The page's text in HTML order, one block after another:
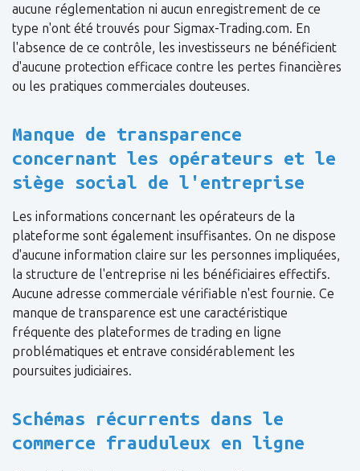
aucune réglementation ni aucun enregistrement de ce
type n'ont été trouvés pour Sigmax-Trading.com. En
l'absence de ce contrôle, les investisseurs ne bénéficient
d'aucune protection efficace contre les pertes financières
ou les pratiques commerciales douteuses.
Manque de transparence
concernant les opérateurs et le
siège social de l'entreprise
Les informations concernant les opérateurs de la
plateforme sont également insuffisantes. On ne dispose
d'aucune information claire sur les personnes impliquées,
la structure de l'entreprise ni les bénéficiaires effectifs.
Aucune adresse commerciale vérifiable n'est fournie. Ce
manque de transparence est une caractéristique
fréquente des plateformes de trading en ligne
problématiques et entrave considérablement les
poursuites judiciaires.
Schémas récurrents dans le
commerce frauduleux en ligne